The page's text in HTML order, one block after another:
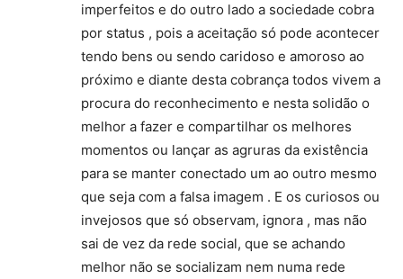
imperfeitos e do outro lado a sociedade cobra
por status , pois a aceitação só pode acontecer
tendo bens ou sendo caridoso e amoroso ao
próximo e diante desta cobrança todos vivem a
procura do reconhecimento e nesta solidão o
melhor a fazer e compartilhar os melhores
momentos ou lançar as agruras da existência
para se manter conectado um ao outro mesmo
que seja com a falsa imagem . E os curiosos ou
invejosos que só observam, ignora , mas não
sai de vez da rede social, que se achando
melhor não se socializam nem numa rede